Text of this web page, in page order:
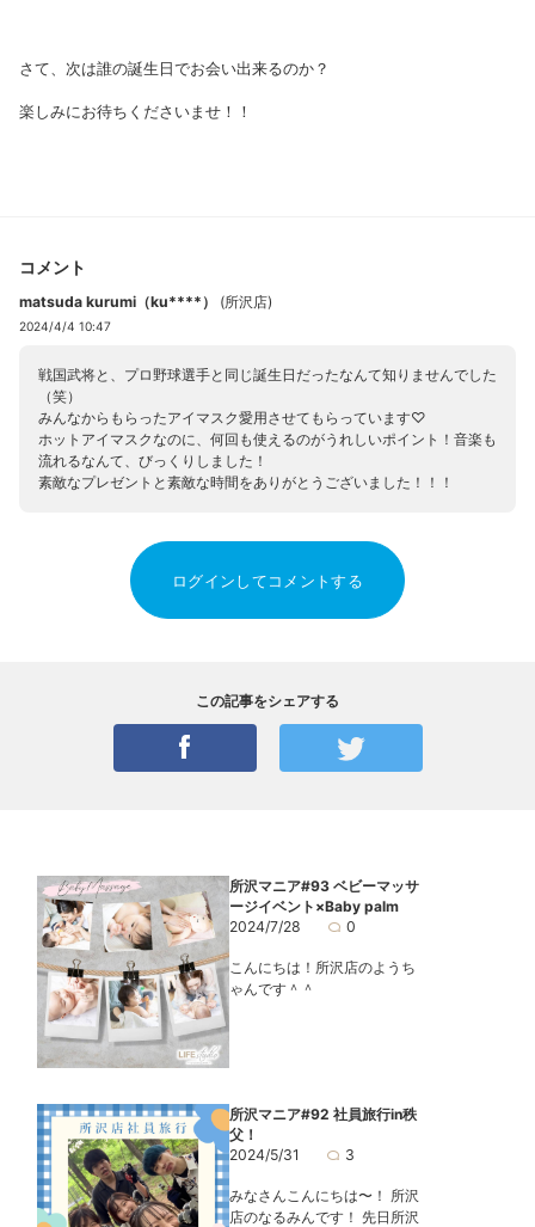
さて、次は誰の誕生日でお会い出来るのか？
楽しみにお待ちくださいませ！！
コメント
matsuda kurumi（ku****） (所沢店)
2024/4/4 10:47
戦国武将と、プロ野球選手と同じ誕生日だったなんて知りませんでした
（笑）
みんなからもらったアイマスク愛用させてもらっています♡
ホットアイマスクなのに、何回も使えるのがうれしいポイント！音楽も
流れるなんて、びっくりしました！
素敵なプレゼントと素敵な時間をありがとうございました！！！
ログインしてコメントする
この記事をシェアする
所沢マニア#93 ベビーマッサ
ージイベント×Baby palm
2024/7/28
0
こんにちは！所沢店のようち
ゃんです＾＾
所沢マニア#92 社員旅行in秩
父！
2024/5/31
3
みなさんこんにちは〜！ 所沢
店のなるみんです！ 先日所沢